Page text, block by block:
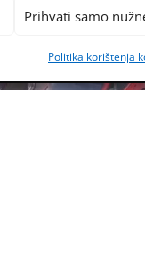
Prihvati samo
Politika korištenja